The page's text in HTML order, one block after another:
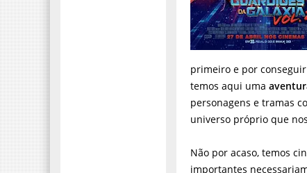
primeiro e por
temos aqui uma
personagens e tramas
universo próprio que
Não por acaso, temos
importantes